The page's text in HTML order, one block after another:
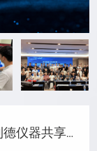
扎根高校科创培育，优利德仪器共享助力研电赛成果转化